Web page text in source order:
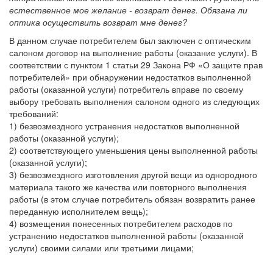
естественное мое желание - возврат денег. Обязана ли
оптика осуществить возврат мне денег?
В данном случае потребителем был заключен с оптическим
салоном договор на выполнение работы (оказание услуги). В
соответствии с пунктом 1 статьи 29 Закона РФ «О защите прав
потребителей» при обнаружении недостатков выполненной
работы (оказанной услуги) потребитель вправе по своему
выбору требовать выполнения салоном одного из следующих
требований:
1) безвозмездного устранения недостатков выполненной
работы (оказанной услуги);
2) соответствующего уменьшения цены выполненной работы
(оказанной услуги);
3) безвозмездного изготовления другой вещи из однородного
материала такого же качества или повторного выполнения
работы (в этом случае потребитель обязан возвратить ранее
переданную исполнителем вещь);
4) возмещения понесенных потребителем расходов по
устранению недостатков выполненной работы (оказанной
услуги) своими силами или третьими лицами;